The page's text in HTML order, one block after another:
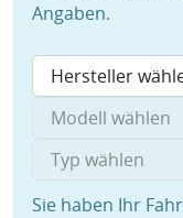
Angaben.
Sie haben Ihr